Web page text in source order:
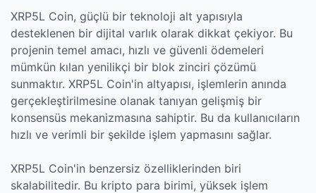
XRP5L Coin, güçlü bir teknoloji alt yapısıyla
desteklenen bir dijital varlık olarak dikkat çekiyor. Bu
projenin temel amacı, hızlı ve güvenli ödemeleri
mümkün kılan yenilikçi bir blok zinciri çözümü
sunmaktır. XRP5L Coin'in altyapısı, işlemlerin anında
gerçekleştirilmesine olanak tanıyan gelişmiş bir
konsensüs mekanizmasına sahiptir. Bu da kullanıcıların
hızlı ve verimli bir şekilde işlem yapmasını sağlar.
XRP5L Coin'in benzersiz özelliklerinden biri
skalabilitedir. Bu kripto para birimi, yüksek işlem